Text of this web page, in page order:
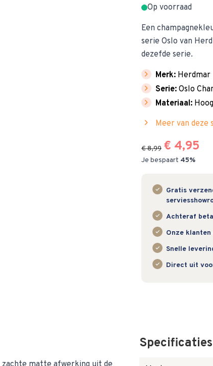
Op voorraad
Een
serie Oslo van
dezefde serie.
chevron_right Merk: Herdmar
chevron_right Serie: Oslo
chevron_right Materiaal:
chevron_right Meer van deze
€ 8,99 € 4,95
Je bespaart 45%
Gratis
Achteraf
Onze klanten
Snelle
Direct uit
Specificaties